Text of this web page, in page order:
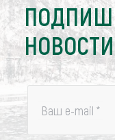
НОВОСТИ
Ваш e-mail *